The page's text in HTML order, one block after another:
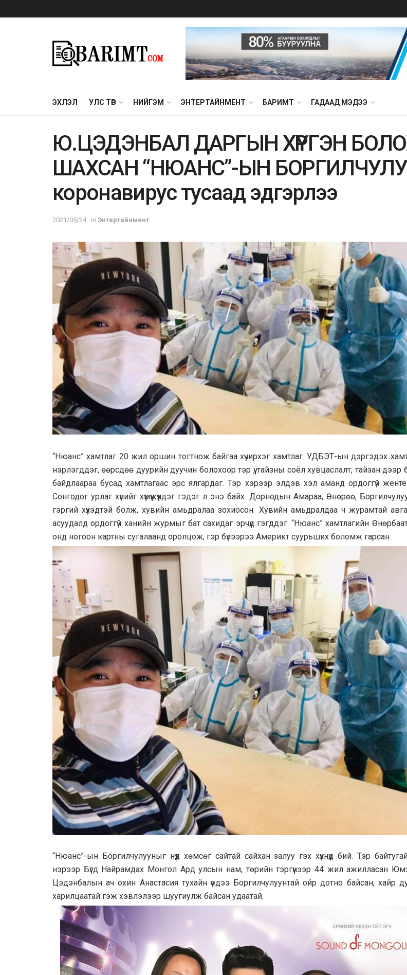
ЭХЛЭЛ УЛС ТӨР НИЙГЭМ ЭНТЕРТАЙНМЕНТ БАРИМТ ГАДААД МЭДЭЭ
Ю.ЦЭДЭНБАЛ ДАРГЫН ХҮРГЭН
ШАХСАН “НЮАНС”-ЫН
коронавирус тусаад эдгэрлээ
2021/05/24 in Энтертайнмент
“Нюанс” хамтлаг 20 жил оршин тогтнож байгаа хүчирхэг хамтлаг. УДБЭТ-ын дэргэдэх
нэрлэгддэг, өөрсдөө дуурийн дуучин болохоор тэр үү, тайзны соёл хувцаслалт, тайзан дээр
байдлаараа бусад хамтлагаас эрс ялгардаг. Тэр хэрээр элдэв хэл аманд ордоггүй
Сонгодог урлаг хүнийг хүмүүжүүлдэг гэдэг л энэ байх. Дорнодын Амараа, Өнөрөө,
гэргий хүүхэдтэй болж, хувийн амьдралаа зохиосон. Хувийн амьдралдаа ч журамтай авгай
асуудалд ордоггүй ханийн журмыг бат сахидаг эрчүүд гэгддэг. “Нюанс” хамтлагийн
онд ногоон картны сугалаанд оролцож, гэр бүлээрээ Америкт суурьших боломж гарсан.
“Нюанс”-ын Боргилчулууныг нүд хөмсөг сайтай сайхан залуу гэх хүүхнүүд бий. Тэр
нэрээр Бүгд Найрамдах Монгол Ард улсын нам, төрийн тэргүүнээр 44 жил ажилласан
Цэдэнбалын ач охин Анастасия тухайн үедээ Боргилчулуунтай ойр дотно байсан, хайр
харилцаатай гэж хэвлэлээр шуугиулж байсан удаатай.